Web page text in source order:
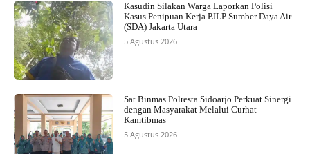
Kasudin Silakan Warga Laporkan Polisi
Kasus Penipuan Kerja PJLP Sumber Daya Air
(SDA) Jakarta Utara
5 Agustus 2026
Sat Binmas Polresta Sidoarjo Perkuat Sinergi
dengan Masyarakat Melalui Curhat
Kamtibmas
5 Agustus 2026